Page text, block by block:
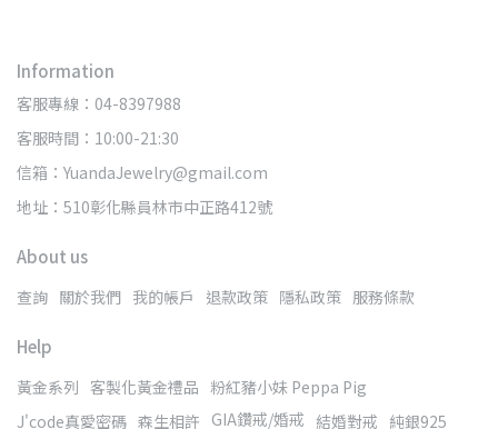
Information
客服專線：04-8397988
客服時間：10:00-21:30
信箱：YuandaJewelry@gmail.com
地址：510彰化縣員林市中正路412號
About us
查詢 關於我們 我的帳戶 退款政策 隱私政策 服務條款
Help
黃金系列 客製化黃金禮品 粉紅豬小妹 Peppa Pig
J'code真愛密碼 森生相許 GIA鑽戒/婚戒 結婚對戒 純銀925